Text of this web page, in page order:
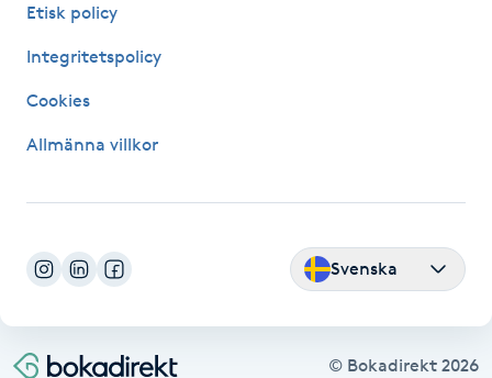
Kroppspeeling
Lashlift Keratin
Etisk policy
Integritetspolicy
Cookies
Allmänna villkor
Svenska
© Bokadirekt 2026